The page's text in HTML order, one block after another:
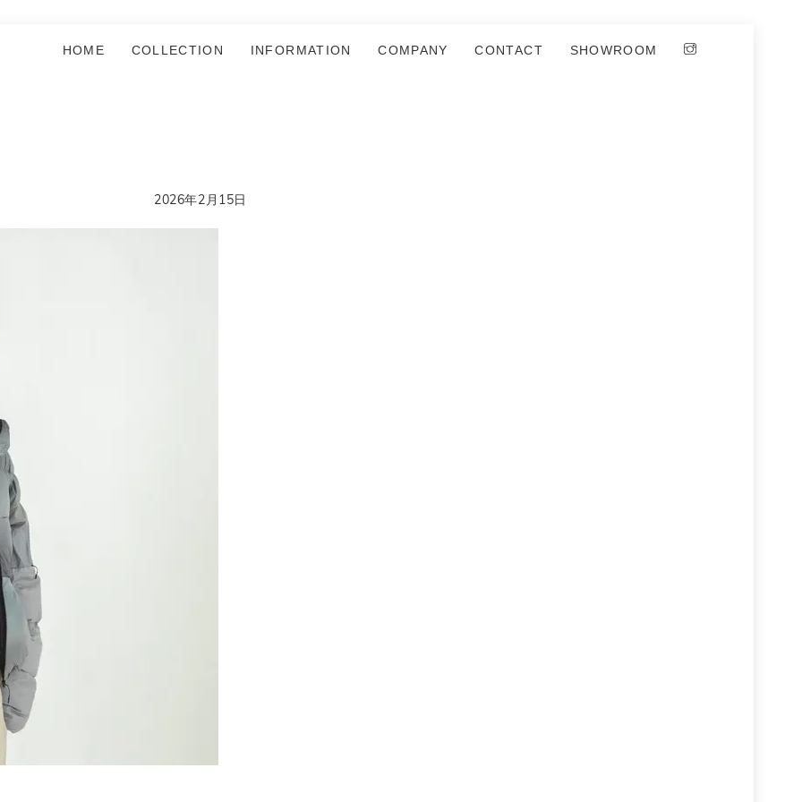
HOME COLLECTION INFORMATION COMPANY CONTACT SHOWROOM
2026年2月15日